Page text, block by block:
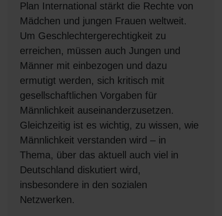
Plan International stärkt die Rechte von
Mädchen und jungen Frauen weltweit.
Um Geschlechtergerechtigkeit zu
erreichen, müssen auch Jungen und
Männer mit einbezogen und dazu
ermutigt werden, sich kritisch mit
gesellschaftlichen Vorgaben für
Männlichkeit auseinanderzusetzen.
Gleichzeitig ist es wichtig, zu wissen, wie
Männlichkeit verstanden wird – in
Thema, über das aktuell auch viel in
Deutschland diskutiert wird,
insbesondere in den sozialen
Netzwerken.